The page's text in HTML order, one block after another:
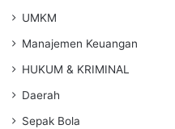
UMKM
Manajemen Keuangan
HUKUM & KRIMINAL
Daerah
Sepak Bola